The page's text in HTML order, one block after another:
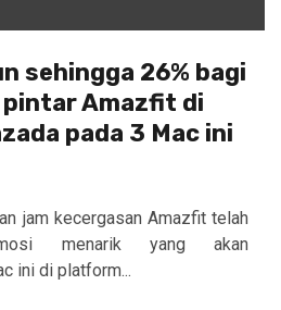
sehingga 26% bagi
pintar Amazfit di
pada 3 Mac ini
jam kecergasan Amazfit telah
menarik yang akan
ini di platform...